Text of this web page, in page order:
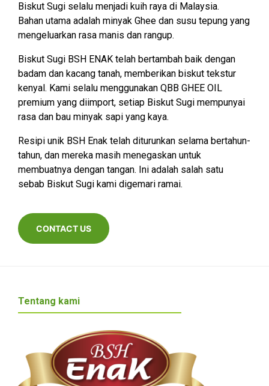
Biskut Sugi selalu menjadi kuih raya di Malaysia.
Bahan utama adalah minyak Ghee dan susu tepung yang
mengeluarkan rasa manis dan rangup.
Biskut Sugi BSH ENAK telah bertambah baik dengan
badam dan kacang tanah, memberikan biskut tekstur
kenyal. Kami selalu menggunakan QBB GHEE OIL
premium yang diimport, setiap Biskut Sugi mempunyai
rasa dan bau minyak sapi yang kaya.
Resipi unik BSH Enak telah diturunkan selama bertahun-
tahun, dan mereka masih menegaskan untuk
membuatnya dengan tangan. Ini adalah salah satu
sebab Biskut Sugi kami digemari ramai.
CONTACT US
Tentang kami